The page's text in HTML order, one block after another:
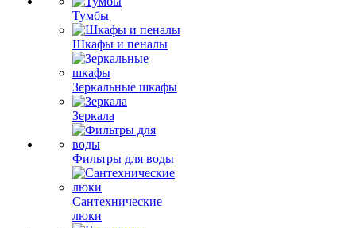
Тумбы
Шкафы и пеналы
Зеркальные шкафы
Зеркала
Фильтры для воды
Сантехнические
люки